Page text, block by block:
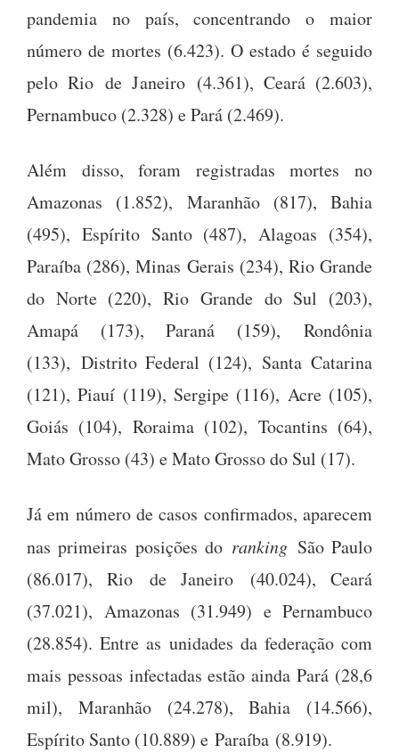
pandemia no país, concentrando o maior
número de mortes (6.423). O estado é seguido
pelo Rio de Janeiro (4.361), Ceará (2.603),
Pernambuco (2.328) e Pará (2.469).
Além disso, foram registradas mortes no
Amazonas (1.852), Maranhão (817), Bahia
(495), Espírito Santo (487), Alagoas (354),
Paraíba (286), Minas Gerais (234), Rio Grande
do Norte (220), Rio Grande do Sul (203),
Amapá (173), Paraná (159), Rondônia
(133), Distrito Federal (124), Santa Catarina
(121), Piauí (119), Sergipe (116), Acre (105),
Goiás (104), Roraima (102), Tocantins (64),
Mato Grosso (43) e Mato Grosso do Sul (17).
Já em número de casos confirmados, aparecem
nas primeiras posições do ranking São Paulo
(86.017), Rio de Janeiro (40.024), Ceará
(37.021), Amazonas (31.949) e Pernambuco
(28.854). Entre as unidades da federação com
mais pessoas infectadas estão ainda Pará (28,6
mil), Maranhão (24.278), Bahia (14.566),
Espírito Santo (10.889) e Paraíba (8.919).